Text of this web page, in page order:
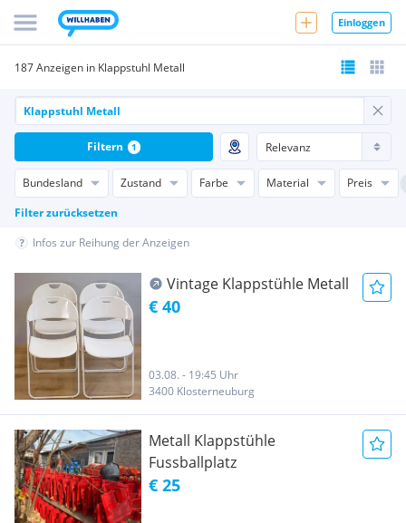
Einloggen
187 Anzeigen in Klappstuhl Metall
Bundesland Zustand Farbe Material
Preis
Filter zurücksetzen
Filtern 1
Infos zur Reihung der Anzeigen
Vintage Klappstühle Metall
€ 40
03.08. - 19:45 Uhr
3400 Klosterneuburg
Metall Klappstühle
Fussballplatz
€ 25